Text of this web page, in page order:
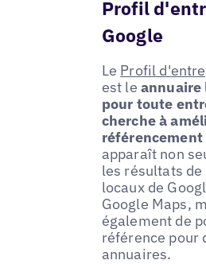
Profil
Google
Le Profil
est le annuaire
pour toute
cherche à
référencement
apparaît non
les résultats
locaux de
Google Maps,
également de
référence pour
annuaires.